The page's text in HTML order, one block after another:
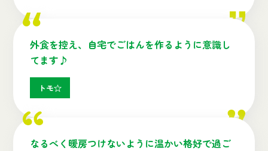
外食を控え、自宅でごはんを作るように意識し
てます♪
トモ☆
なるべく暖房つけないように温かい格好で過ご